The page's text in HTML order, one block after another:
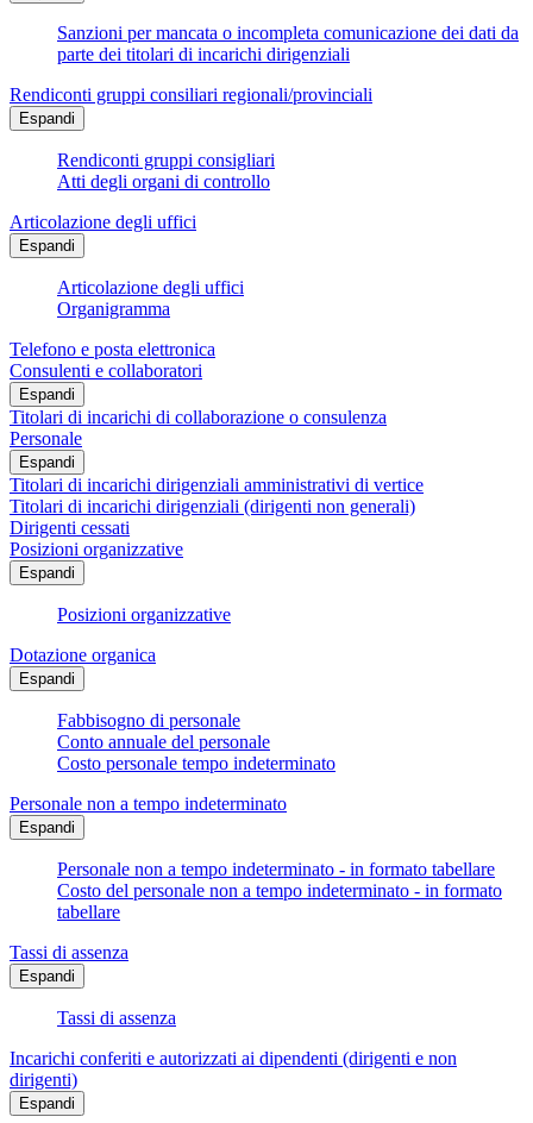
Sanzioni per mancata o incompleta comunicazione dei dati da
parte dei titolari di incarichi dirigenziali
Rendiconti gruppi consiliari regionali/provinciali
Espandi
Rendiconti gruppi consigliari
Atti degli organi di controllo
Articolazione degli uffici
Espandi
Articolazione degli uffici
Organigramma
Telefono e posta elettronica
Consulenti e collaboratori
Espandi
Titolari di incarichi di collaborazione o consulenza
Personale
Espandi
Titolari di incarichi dirigenziali amministrativi di vertice
Titolari di incarichi dirigenziali (dirigenti non generali)
Dirigenti cessati
Posizioni organizzative
Espandi
Posizioni organizzative
Dotazione organica
Espandi
Fabbisogno di personale
Conto annuale del personale
Costo personale tempo indeterminato
Personale non a tempo indeterminato
Espandi
Personale non a tempo indeterminato - in formato tabellare
Costo del personale non a tempo indeterminato - in formato
tabellare
Tassi di assenza
Espandi
Tassi di assenza
Incarichi conferiti e autorizzati ai dipendenti (dirigenti e non
dirigenti)
Espandi